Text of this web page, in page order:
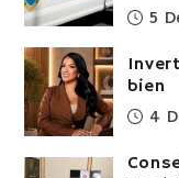
5
bien
4